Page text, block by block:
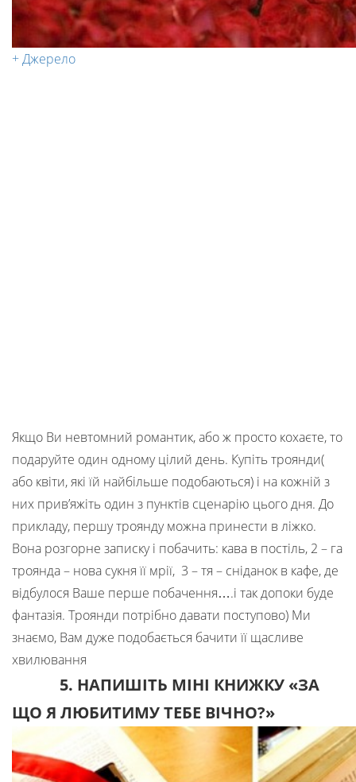
+ Джерело
Якщо Ви невтомний романтик, або ж просто кохаєте, то
подаруйте один одному цілий день. Купіть троянди(
або квіти, які їй найбільше подобаються) і на кожній з
них прив’яжіть один з пунктів сценарію цього дня. До
прикладу, першу троянду можна принести в ліжко.
Вона розгорне записку і побачить: кава в постіль, 2 – га
троянда – нова сукня її мрії, 3 – тя – сніданок в кафе, де
відбулося Ваше перше побачення….і так допоки буде
фантазія. Троянди потрібно давати поступово) Ми
знаємо, Вам дуже подобається бачити її щасливе
хвилювання
5. НАПИШІТЬ МІНІ КНИЖКУ «ЗА
ЩО Я ЛЮБИТИМУ ТЕБЕ ВІЧНО?»